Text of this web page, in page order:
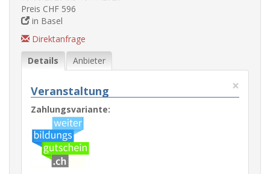
Preis CHF 596
in Basel
Direktanfrage
Details
Anbieter
×
Veranstaltung
Zahlungsvariante: